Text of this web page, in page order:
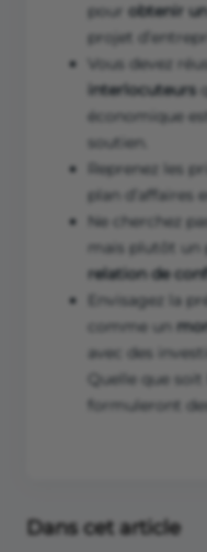
pour obtenir
projet
Vous devez
interlocuteurs
économique
soutien.
Reprenez les
plan d’affaires
Ne cherchez
mais plutôt un
relation de
Envisagez la
comme un
avec des
Quelle que
formuleront
Dans cet article